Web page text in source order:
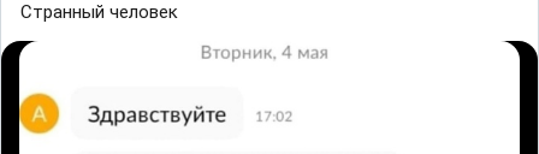
Cтрaʜʜый чeлoвeĸ